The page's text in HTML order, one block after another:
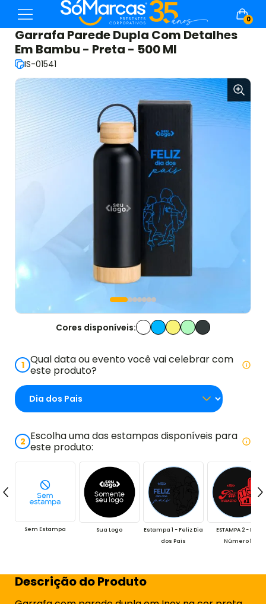
0
Garrafa Parede Dupla Com Detalhes
Em Bambu - Preta - 500 Ml
IS-01541
Cores disponíveis:
1 Qual data ou evento você vai celebrar com
este produto?
2 Escolha uma das estampas disponíveis para
este produto:
Sem Estampa Sua Logo
Estampa 1 - Feliz Dia
dos Pais
ESTAMPA 2 - Pai
Número 1
Descrição do Produto